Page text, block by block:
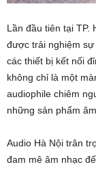
Lần đầu tiên tại TP.
được trải nghiệm
các thiết bị kết nối
không chỉ là một
audiophile chiêm
những sản phẩm
Audio Hà Nội trân
đam mê âm nhạc